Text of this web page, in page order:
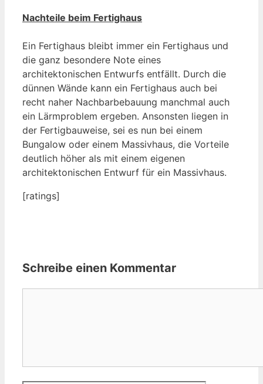
Nachteile beim Fertighaus
Ein Fertighaus bleibt immer ein Fertighaus und
die ganz besondere Note eines
architektonischen Entwurfs entfällt. Durch die
dünnen Wände kann ein Fertighaus auch bei
recht naher Nachbarbebauung manchmal auch
ein Lärmproblem ergeben. Ansonsten liegen in
der Fertigbauweise, sei es nun bei einem
Bungalow oder einem Massivhaus, die Vorteile
deutlich höher als mit einem eigenen
architektonischen Entwurf für ein Massivhaus.
[ratings]
Schreibe einen Kommentar